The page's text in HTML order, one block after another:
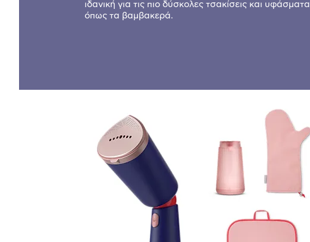
ιδανική για τις πιο δύσκολες τσακίσεις και υφάσματα
όπως τα βαμβακερά.